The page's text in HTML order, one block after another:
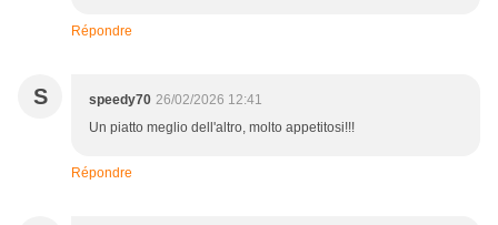
Répondre
S speedy70 26/02/2026 12:41
Un piatto meglio dell'altro, molto appetitosi!!!
Répondre